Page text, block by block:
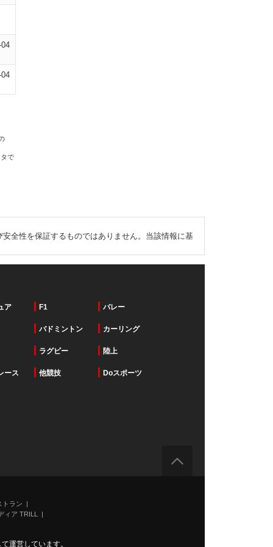
で
全性を保証するものではありません。当該情報に基
ア F1 バレー
バドミントン カーリング
ラグビー 陸上
ース 他競技 Doスポーツ
ラン
ィア TRILL
運営しています。